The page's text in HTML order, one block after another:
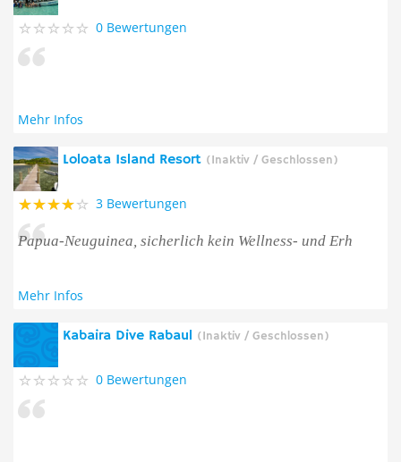
0 Bewertungen
Mehr Infos
Loloata Island Resort (Inaktiv / Geschlossen)
3 Bewertungen
Papua-Neuguinea, sicherlich kein Wellness- und Erh
Mehr Infos
Kabaira Dive Rabaul (Inaktiv / Geschlossen)
0 Bewertungen